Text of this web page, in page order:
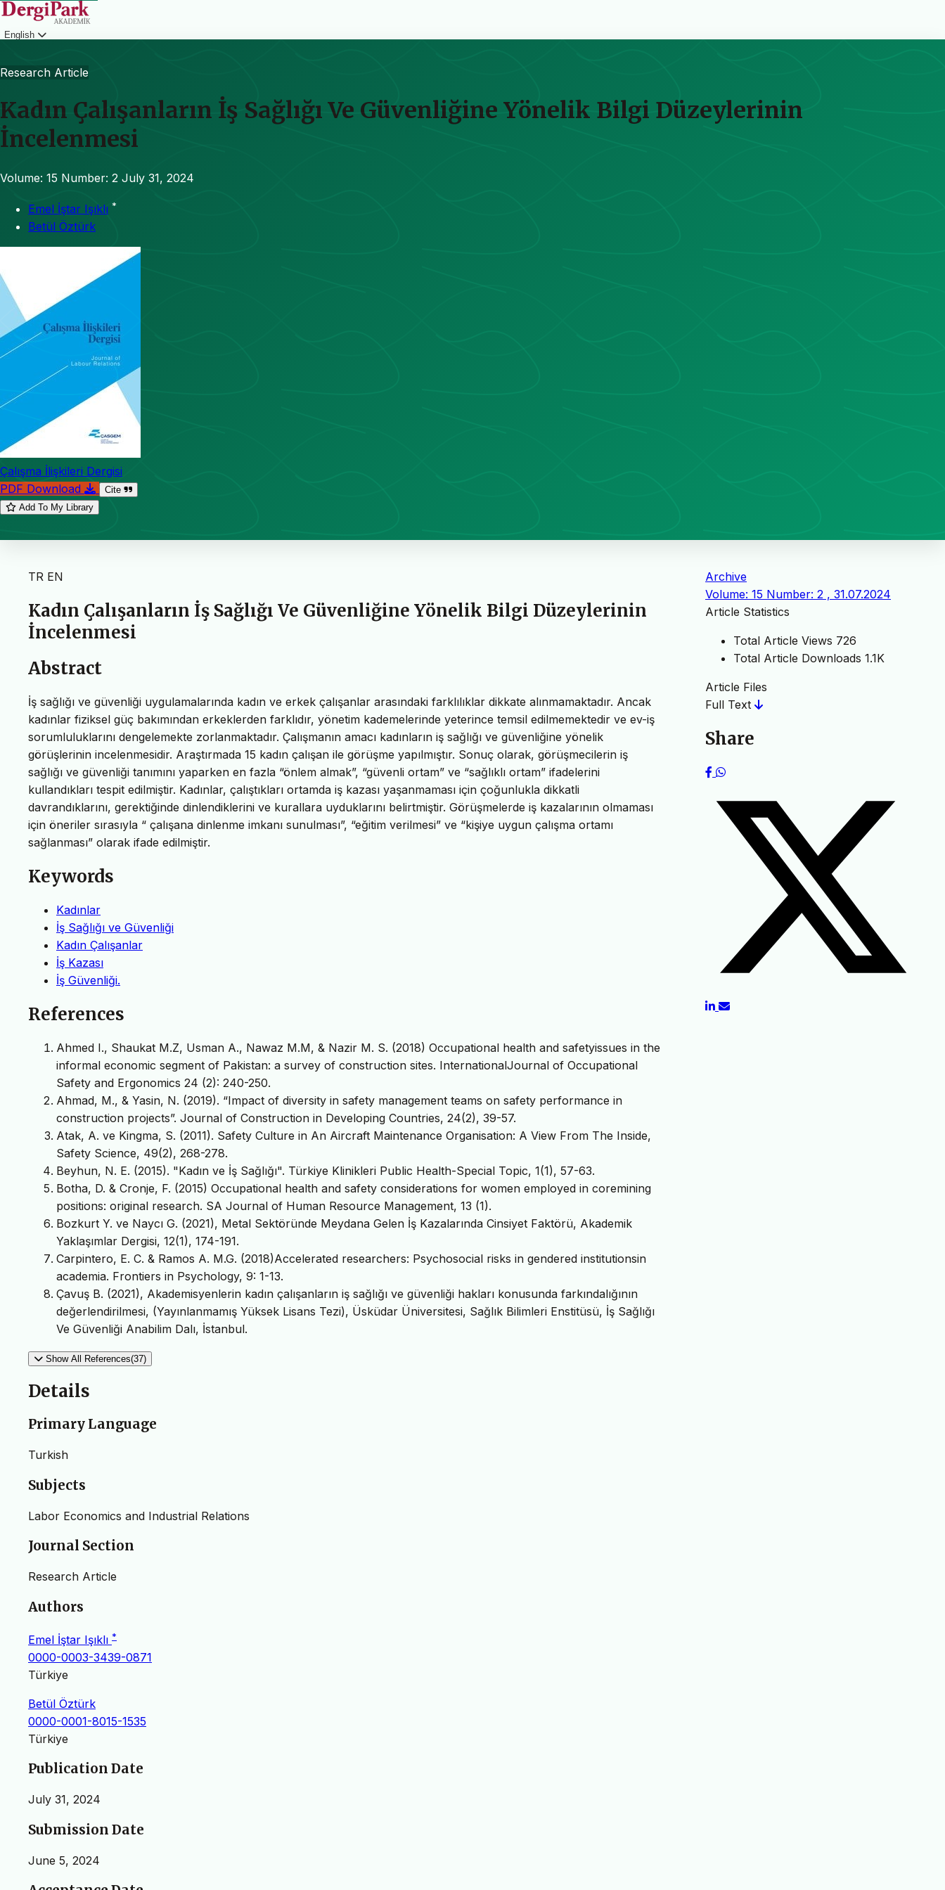
English
Research Article
Kadın Çalışanların İş Sağlığı Ve Güvenliğine Yönelik Bilgi Düzeylerinin
İncelenmesi
Volume: 15 Number: 2 July 31, 2024
Emel İştar Işıklı *
Betül Öztürk
Çalışma İlişkileri Dergisi
PDF Download
Cite
Add To My Library
TR EN
Kadın Çalışanların İş Sağlığı Ve Güvenliğine Yönelik Bilgi Düzeylerinin
İncelenmesi
Abstract
İş sağlığı ve güvenliği uygulamalarında kadın ve erkek çalışanlar arasındaki farklılıklar dikkate alınmamaktadır. Ancak
kadınlar fiziksel güç bakımından erkeklerden farklıdır, yönetim kademelerinde yeterince temsil edilmemektedir ve ev-iş
sorumluluklarını dengelemekte zorlanmaktadır. Çalışmanın amacı kadınların iş sağlığı ve güvenliğine yönelik
görüşlerinin incelenmesidir. Araştırmada 15 kadın çalışan ile görüşme yapılmıştır. Sonuç olarak, görüşmecilerin iş
sağlığı ve güvenliği tanımını yaparken en fazla “önlem almak”, “güvenli ortam” ve “sağlıklı ortam” ifadelerini
kullandıkları tespit edilmiştir. Kadınlar, çalıştıkları ortamda iş kazası yaşanmaması için çoğunlukla dikkatli
davrandıklarını, gerektiğinde dinlendiklerini ve kurallara uyduklarını belirtmiştir. Görüşmelerde iş kazalarının olmaması
için öneriler sırasıyla “ çalışana dinlenme imkanı sunulması”, “eğitim verilmesi” ve “kişiye uygun çalışma ortamı
sağlanması” olarak ifade edilmiştir.
Keywords
Kadınlar
İş Sağlığı ve Güvenliği
Kadın Çalışanlar
İş Kazası
İş Güvenliği.
References
Ahmed I., Shaukat M.Z, Usman A., Nawaz M.M, & Nazir M. S. (2018) Occupational health and safetyissues in the
informal economic segment of Pakistan: a survey of construction sites. InternationalJournal of Occupational
Safety and Ergonomics 24 (2): 240-250.
Ahmad, M., & Yasin, N. (2019). “Impact of diversity in safety management teams on safety performance in
construction projects”. Journal of Construction in Developing Countries, 24(2), 39-57.
Atak, A. ve Kingma, S. (2011). Safety Culture in An Aircraft Maintenance Organisation: A View From The Inside,
Safety Science, 49(2), 268-278.
Beyhun, N. E. (2015). "Kadın ve İş Sağlığı". Türkiye Klinikleri Public Health-Special Topic, 1(1), 57-63.
Botha, D. & Cronje, F. (2015) Occupational health and safety considerations for women employed in coremining
positions: original research. SA Journal of Human Resource Management, 13 (1).
Bozkurt Y. ve Naycı G. (2021), Metal Sektöründe Meydana Gelen İş Kazalarında Cinsiyet Faktörü, Akademik
Yaklaşımlar Dergisi, 12(1), 174-191.
Carpintero, E. C. & Ramos A. M.G. (2018)Accelerated researchers: Psychosocial risks in gendered institutionsin
academia. Frontiers in Psychology, 9: 1-13.
Çavuş B. (2021), Akademisyenlerin kadın çalışanların iş sağlığı ve güvenliği hakları konusunda farkındalığının
değerlendirilmesi, (Yayınlanmamış Yüksek Lisans Tezi), Üsküdar Üniversitesi, Sağlık Bilimleri Enstitüsü, İş Sağlığı
Ve Güvenliği Anabilim Dalı, İstanbul.
Show All References(37)
Details
Primary Language
Turkish
Subjects
Labor Economics and Industrial Relations
Journal Section
Research Article
Authors
Emel İştar Işıklı *
0000-0003-3439-0871
Türkiye
Betül Öztürk
0000-0001-8015-1535
Türkiye
Publication Date
July 31, 2024
Submission Date
June 5, 2024
Archive
Volume: 15 Number: 2 , 31.07.2024
Article Statistics
Total Article Views 726
Total Article Downloads 1.1K
Article Files
Full Text
Share